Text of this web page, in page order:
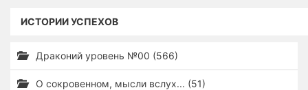
ИСТОРИИ УСПЕХОВ
Драконий уровень №00 (566)
О сокровенном, мысли вслух... (51)